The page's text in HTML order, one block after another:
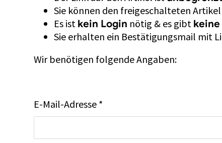
Sie können den freigeschalteten
Es ist kein Login nötig & es gibt
Sie erhalten ein Bestätigungsmail mit
Wir benötigen folgende Angaben:
E-Mail-Adresse *